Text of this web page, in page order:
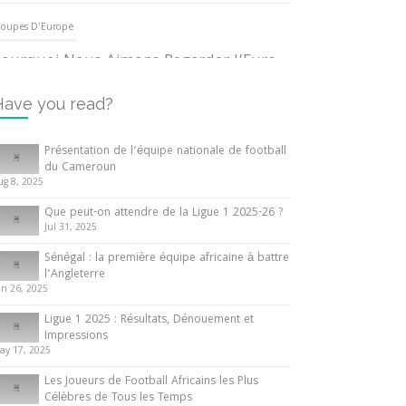
D'Europe
Nous Aimons Regarder l’Euro
June 2024
Internationales
ce que vous devez savoir sur la
d’Afrique des Nations
10 May 2024
Internationales
de l’équipe nationale de
football du Cameroun
2025
you read?
Présentation de l’équipe nationale de football
du Cameroun
8, 2025
Que peut-on attendre de la Ligue 1 2025-26 ?
Jul 31, 2025
Sénégal : la première équipe africaine à battre
l’Angleterre
26, 2025
Ligue 1 2025 : Résultats, Dénouement et
Impressions
17, 2025
Les Joueurs de Football Africains les Plus
Célèbres de Tous les Temps